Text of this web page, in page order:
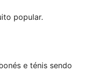
popular.
e ténis sendo